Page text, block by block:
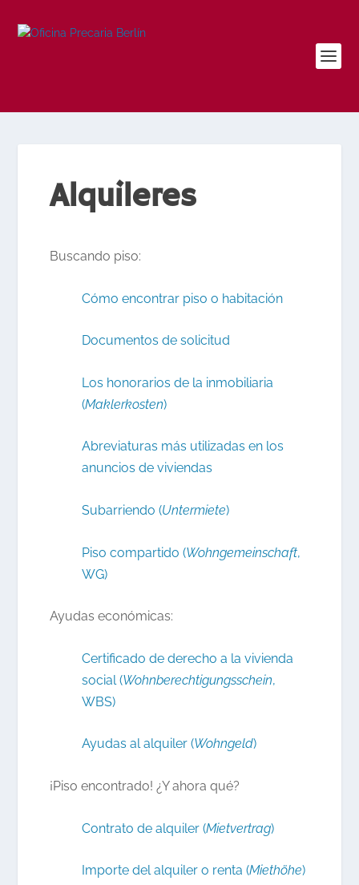
Alquileres
Buscando piso:
Cómo encontrar piso o habitación
Documentos de solicitud
Los honorarios de la inmobiliaria
(Maklerkosten)
Abreviaturas más utilizadas en los
anuncios de viviendas
Subarriendo (Untermiete)
Piso compartido (Wohngemeinschaft,
WG)
Ayudas económicas:
Certificado de derecho a la vivienda
social (Wohnberechtigungsschein,
WBS)
Ayudas al alquiler (Wohngeld)
¡Piso encontrado! ¿Y ahora qué?
Contrato de alquiler (Mietvertrag)
Importe del alquiler o renta (Miethöhe)